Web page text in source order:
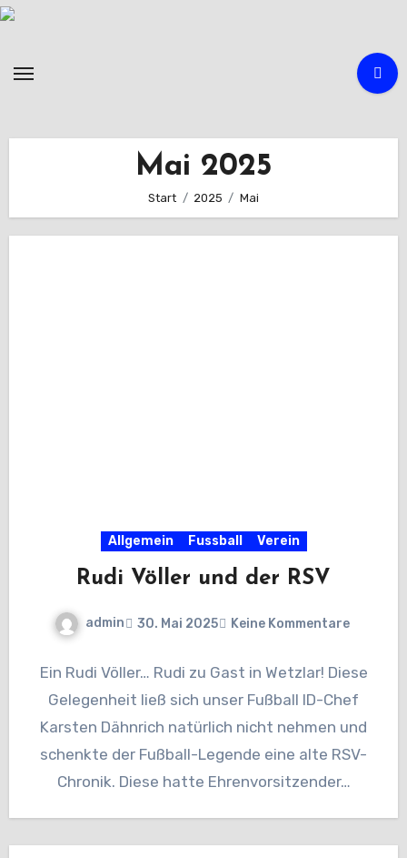
Zum
Mai 2025
Start 2025 Mai
Allgemein Fussball Verein
Rudi Völler und der RSV
admin 30. Mai 2025 Keine Kommentare
Ein Rudi Völler… Rudi zu Gast in Wetzlar! Diese
Gelegenheit ließ sich unser Fußball ID-Chef
Karsten Dähnrich natürlich nicht nehmen und
schenkte der Fußball-Legende eine alte RSV-
Chronik. Diese hatte Ehrenvorsitzender…